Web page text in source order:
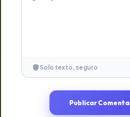
Solo texto, seguro
Publicar